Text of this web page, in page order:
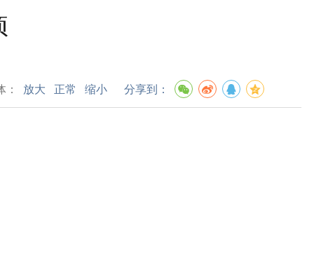
： 放大 正常 缩小 分享到：